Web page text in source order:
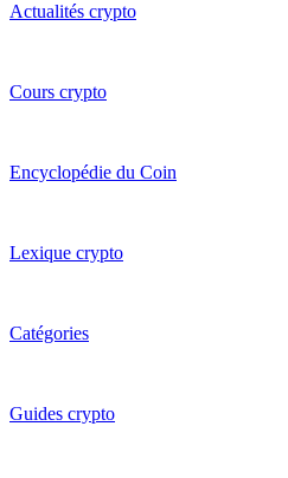
Actualités crypto
Cours crypto
Encyclopédie du Coin
Lexique crypto
Catégories
Guides crypto